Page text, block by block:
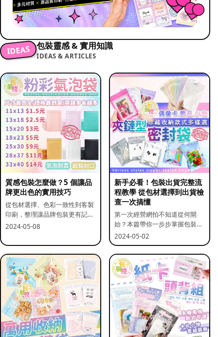
IDEAS 包裝靈感 & 實用知識
IDEAS & ARTICLES
質感包裝怎麼做？5 個讓品
牌更出色的實用技巧
從包材選擇、色彩一致性到客製
印刷，整理讓品牌包裝更有記憶
點的實用做法。
2024-05-08
新手必看！包裝出貨完整流
程教學 從包材選擇到出貨檢
查一次搞懂
第一次經營網拍不知道從何開
始？本篇帶你一步步掌握包裝流
程與出貨前檢查重點。
2024-05-02